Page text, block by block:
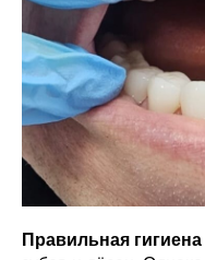
Правильная гигиена